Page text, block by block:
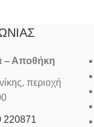
– Αποθήκη
περιοχή
220871